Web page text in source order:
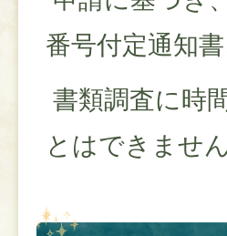
番号付定通知
書類調査に時
とはできませ